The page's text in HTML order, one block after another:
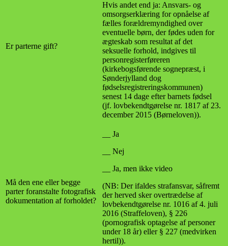
Er parterne gift?
Hvis andet end ja: Ansvars- og
omsorgserklæring for opnåelse af
fælles forældremyndighed over
eventuelle børn, der fødes uden for
ægteskab som resultat af det
seksuelle forhold, indgives til
personregisterføreren
(kirkebogsførende sognepræst, i
Sønderjylland dog
fødselsregistreringskommunen)
senest 14 dage efter barnets fødsel
(jf. lovbekendtgørelse nr. 1817 af 23.
december 2015 (Børneloven)).
Må den ene eller begge
parter foranstalte fotografisk
dokumentation af forholdet?
__ Ja
__ Nej
__ Ja, men ikke video
(NB: Der ifaldes strafansvar, såfremt
der herved sker overtrædelse af
lovbekendtgørelse nr. 1016 af 4. juli
2016 (Straffeloven), § 226
(pornografisk optagelse af personer
under 18 år) eller § 227 (medvirken
hertil)).